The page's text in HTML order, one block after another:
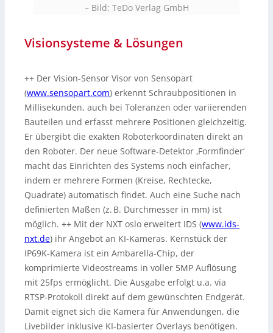
– Bild: TeDo Verlag GmbH
Visionsysteme & Lösungen
++ Der Vision-Sensor Visor von Sensopart
(www.sensopart.com) erkennt Schraubpositionen in
Millisekunden, auch bei Toleranzen oder variierenden
Bauteilen und erfasst mehrere Positionen gleichzeitig.
Er übergibt die exakten Roboterkoordinaten direkt an
den Roboter. Der neue Software-Detektor ‚Formfinder‘
macht das Einrichten des Systems noch einfacher,
indem er mehrere Formen (Kreise, Rechtecke,
Quadrate) automatisch findet. Auch eine Suche nach
definierten Maßen (z. B. Durchmesser in mm) ist
möglich. ++ Mit der NXT oslo erweitert IDS (www.ids-
nxt.de) ihr Angebot an KI-Kameras. Kernstück der
IP69K-Kamera ist ein Ambarella-Chip, der
komprimierte Videostreams in voller 5MP Auflösung
mit 25fps ermöglicht. Die Ausgabe erfolgt u.a. via
RTSP-Protokoll direkt auf dem gewünschten Endgerät.
Damit eignet sich die Kamera für Anwendungen, die
Livebilder inklusive KI-basierter Overlays benötigen.